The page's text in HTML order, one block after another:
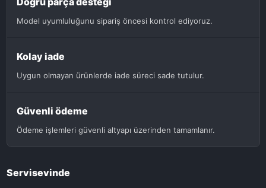
Model uyumluluğunu sipariş öncesi kontrol ediyoruz.
Kolay iade
Uygun olmayan ürünlerde iade süreci sade tutulur.
Güvenli ödeme
Ödeme işlemleri güvenli altyapı üzerinden tamamlanır.
Servisevinde